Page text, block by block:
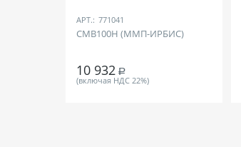
АРТ.: 771041
СМВ100Н (ММП-ИРБИС)
10 932 Р
(включая НДС 22%)